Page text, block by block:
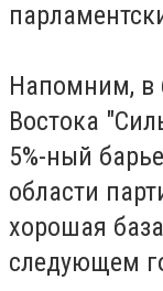
Напомним, в
Востока
5%-ный
области
хорошая
следующем